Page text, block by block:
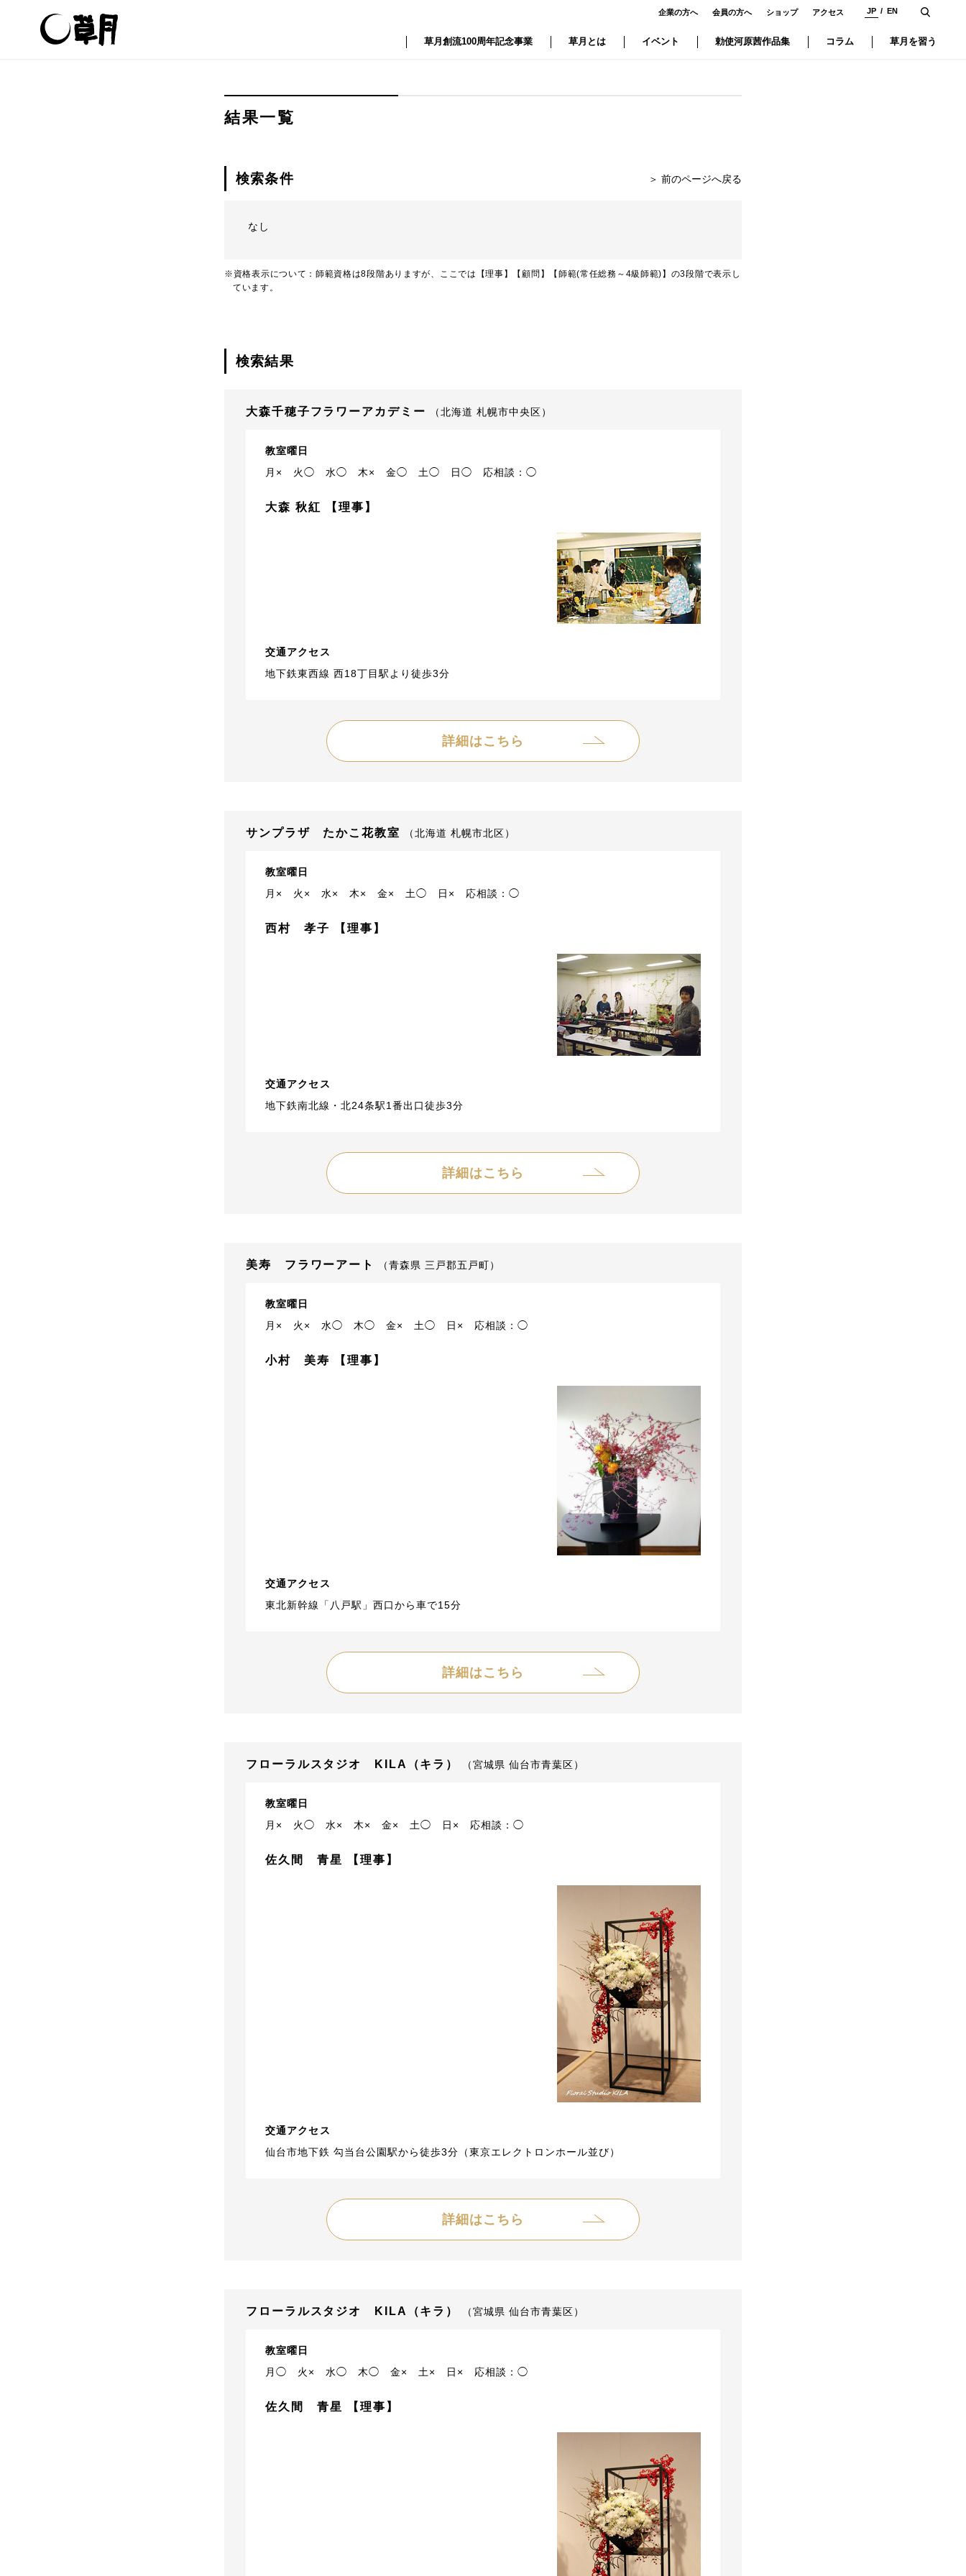
企業の方へ 会員の方へ ショップ アクセス JP EN
草月創流100周年記念事業 草月とは イベント 勅使河原茜作品集 コラム 草月を習う
結果一覧
検索条件 ＞ 前のページへ戻る
なし
※資格表示について：師範資格は8段階ありますが、ここでは【理事】【顧問】【師範(常任総務～4級師範)】の3段階で表示し
ています。
検索結果
大森千穂子フラワーアカデミー （北海道 札幌市中央区）
教室曜日
月×
火◯ 水◯ 木× 金◯ 土◯ 日◯ 応相談：◯
大森 秋紅 【理事】
交通アクセス
地下鉄東西線 西18丁目駅より徒歩3分
詳細はこちら
サンプラザ たかこ花教室 （北海道 札幌市北区）
教室曜日
月×
火× 水× 木× 金× 土◯ 日× 応相談：◯
西村 孝子 【理事】
交通アクセス
地下鉄南北線・北24条駅1番出口徒歩3分
詳細はこちら
美寿 フラワーアート （青森県 三戸郡五戸町）
教室曜日
月×
火× 水◯ 木◯ 金× 土◯ 日× 応相談：◯
小村 美寿 【理事】
交通アクセス
東北新幹線「八戸駅」西口から車で15分
詳細はこちら
フローラルスタジオ KILA（キラ） （宮城県 仙台市青葉区）
教室曜日
月×
火◯ 水× 木× 金× 土◯ 日× 応相談：◯
佐久間 青星 【理事】
交通アクセス
仙台市地下鉄 勾当台公園駅から徒歩3分（東京エレクトロンホール並び）
詳細はこちら
フローラルスタジオ KILA（キラ） （宮城県 仙台市青葉区）
教室曜日
月◯
火× 水◯ 木◯ 金× 土× 日× 応相談：◯
佐久間 青星 【理事】